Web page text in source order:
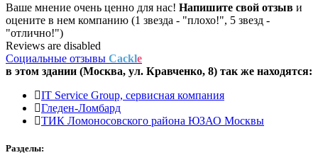
Ваше мнение очень ценно для нас! Напишите свой отзыв и
оцените в нем компанию (1 звезда - "плохо!", 5 звезд -
"отлично!")
Reviews are disabled
Социальные отзывы Cackle
в этом здании (Москва, ул. Кравченко, 8) так же находятся:
IT Service Group, сервисная компания
Гледен-Ломбард
ТИК Ломоносовского района ЮЗАО Москвы
Разделы: